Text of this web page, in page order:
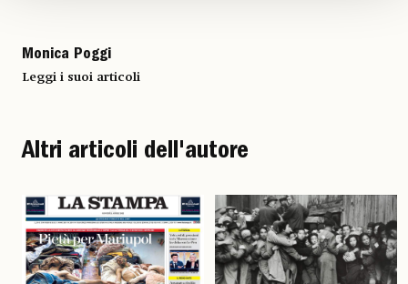
Monica Poggi
Leggi i suoi articoli
Altri articoli dell'autore